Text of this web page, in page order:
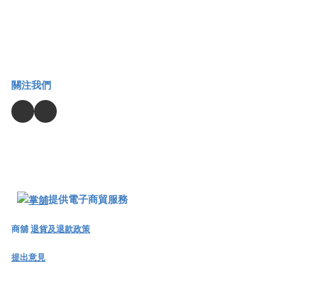
關注我們
提供電子商貿服務
商舖退貨及退款政策
提出意見